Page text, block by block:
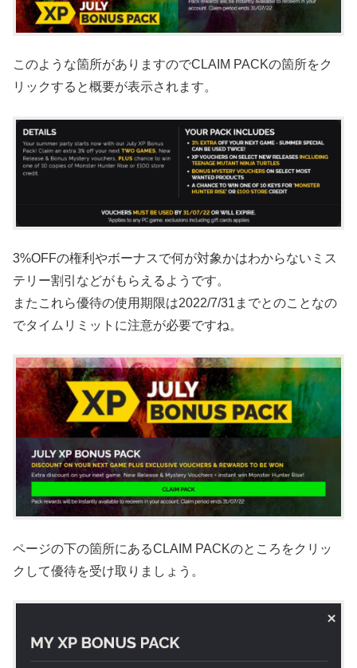
このような箇所がありますのでCLAIM PACKの箇所をク
リックすると概要が表示されます。
3%OFFの権利やボーナスで何が対象かはわからないミス
テリー割引などがもらえるようです。
またこれら優待の使用期限は2022/7/31までとのことなの
でタイムリミットに注意が必要ですね。
ページの下の箇所にあるCLAIM PACKのところをクリッ
クして優待を受け取りましょう。